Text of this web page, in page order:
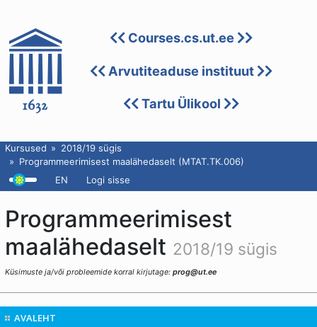
Courses.cs.ut.ee
Arvutiteaduse instituut
Tartu Ülikool
Kursused
2018/19 sügis
Programmeerimisest maalähedaselt (MTAT.TK.006)
EN
Logi sisse
Programmeerimisest
maalähedaselt 2018/19 sügis
Küsimuste ja/või probleemide korral kirjutage: prog@ut.ee
AVALEHT